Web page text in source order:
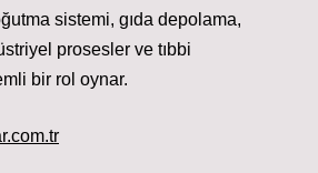
sistemi, gıda depolama,
prosesler ve tıbbi
bir rol oynar.